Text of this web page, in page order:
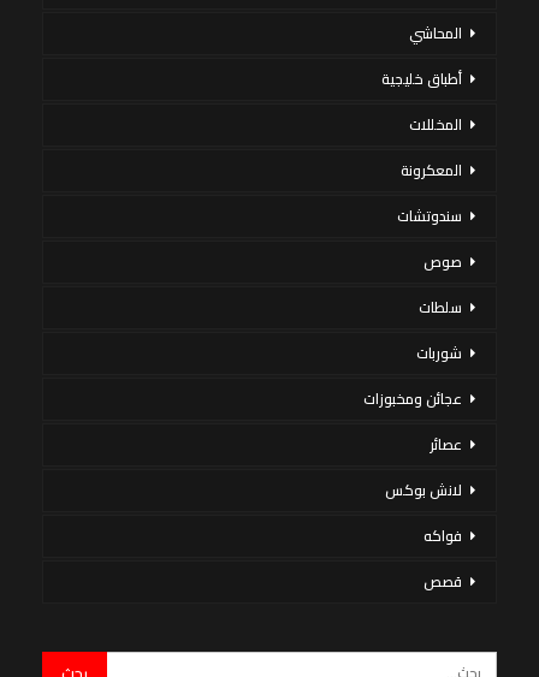
المحاشي
أطباق خليجية
المخللات
المعكرونة
سندوتشات
صوص
سلطات
شوربات
عجائن ومخبوزات
عصائر
لانش بوكس
فواكه
قصص